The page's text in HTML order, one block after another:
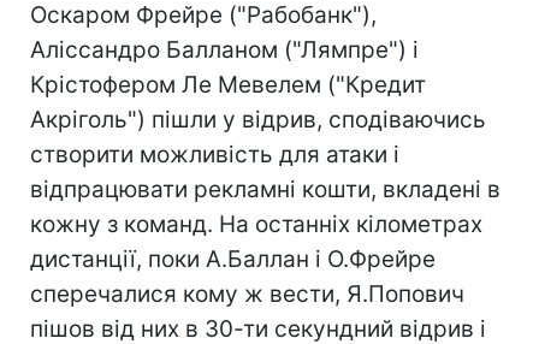
Оскаром Фрейре ("Рабобанк"),
Аліссандро Балланом ("Лямпре") і
Крістофером Ле Мевелем ("Кредит
Акріголь") пішли у відрив, сподіваючись
створити можливість для атаки і
відпрацювати рекламні кошти, вкладені в
кожну з команд. На останніх кілометрах
дистанції, поки А.Баллан і О.Фрейре
сперечалися кому ж вести, Я.Попович
пішов від них в 30-ти секундний відрив і